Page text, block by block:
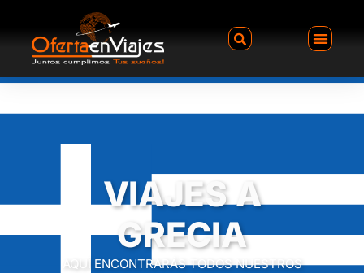
VIAJES A
GRECIA
AQUÍ ENCONTRARÁS TODOS NUESTROS